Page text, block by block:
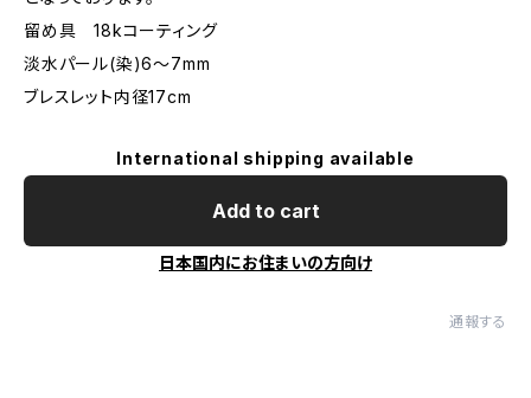
留め具 18kコーティング
淡水パール(染)6〜7mm
ブレスレット内径17cm
International shipping available
Add to cart
日本国内にお住まいの方向け
通報する